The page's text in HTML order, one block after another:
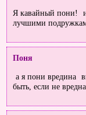
Я кавайный пони!
лучшими
Поня
а я пони вредина
быть, если не